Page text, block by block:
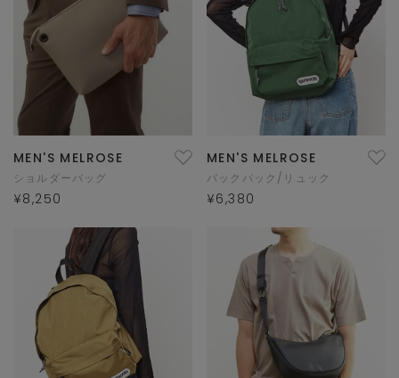
MEN'S MELROSE
ショルダーバッグ
¥8,250
MEN'S MELROSE
バックパック/リュック
¥6,380